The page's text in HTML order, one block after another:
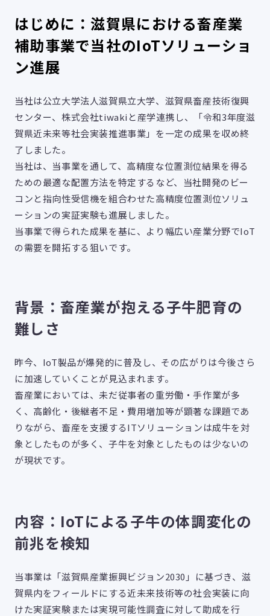
はじめに：滋賀県における畜産業
補助事業で当社のIoTソリューショ
ン進展
当社は公立大学法人滋賀県立大学、滋賀県畜産技術復興
センター、株式会社tiwakiと産学連携し、「令和3年度滋
賀県近未来等社会実装推進事業」を一定の成果を収め終
了しました。
当社は、当事業を通して、高精度な位置測位結果を得る
ための最適な配置方法を特定するなど、当社開発のビー
コンと指向性受信機を組合わせた高精度位置測位ソリュ
ーションの実証実験も進展しました。
当事業で得られた成果を基に、より幅広い産業分野でIoT
の需要を開拓する狙いです。
背景：畜産業が抱える子牛肥育の
難しさ
昨今、IoT製品が爆発的に普及し、その広がりは今後さら
に加速していくことが見込まれます。
畜産業においては、未だ従事者の重労働・手作業が多
く、高齢化・後継者不足・費用増加等が顕著な課題であ
りながら、畜産を支援するITソリューションは成牛を対
象としたものが多く、子牛を対象としたものは少ないの
が現状です。
内容 ：IoTによる子牛の体調変化の
前兆を検知
当事業は「滋賀県産業振興ビジョン2030」に基づき、滋
賀県内をフィールドにする近未来技術等の社会実装に向
けた実証実験または実現可能性調査に対して助成を行